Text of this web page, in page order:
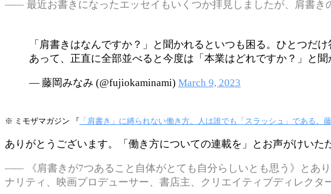
最近お書きになったエッセイもいくつか拝見しましたが、肩書き
「肩書きはなんですか？」と聞かれるといつも困る。ひとつだ
あって、正直に全部並べると今度は「本業はどれですか？」と聞
— 藤岡みなみ (@fujiokaminami) March 9, 2023
※ ミモザマガジン 『 「肩書き」に縛られない働き方。人は誰でも「スラッシュ」である。
ありがとうございます。「働き方についての連載を」とお声がけいた
《肩書きが7つあること自体がとても自分らしいとも思う》と
ナリティ、映画プロデューサー、書店主、クリエイティブディレクタ